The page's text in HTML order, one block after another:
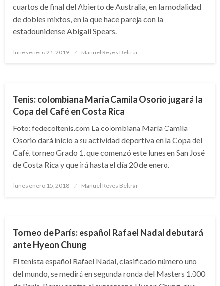
cuartos de final del Abierto de Australia, en la modalidad
de dobles mixtos, en la que hace pareja con la
estadounidense Abigail Spears.
Publicado
lunes enero 21, 2019 Manuel Reyes Beltran
Tenis: colombiana María Camila Osorio jugará la
Copa del Café en Costa Rica
Foto: fedecoltenis.com La colombiana María Camila
Osorio dará inicio a su actividad deportiva en la Copa del
Café, torneo Grado 1, que comenzó este lunes en San José
de Costa Rica y que irá hasta el día 20 de enero.
Publicado
lunes enero 15, 2018 Manuel Reyes Beltran
Torneo de París: español Rafael Nadal debutará
ante Hyeon Chung
El tenista español Rafael Nadal, clasificado número uno
del mundo, se medirá en segunda ronda del Masters 1.000